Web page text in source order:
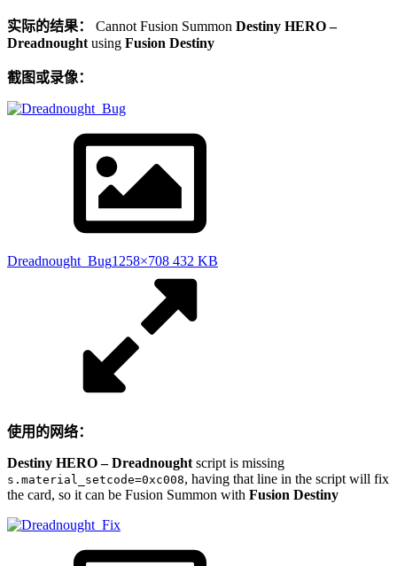
实际的结果： Cannot Fusion Summon Destiny HERO –
Dreadnought using Fusion Destiny
截图或录像：
Dreadnought_Bug1258×708 432 KB
使用的网络：
Destiny HERO – Dreadnought script is missing
s.material_setcode=0xc008, having that line in the script will fix
the card, so it can be Fusion Summon with Fusion Destiny